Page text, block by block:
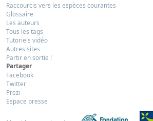
Raccourcis vers les espèces courantes
Glossaire
Les auteurs
Tous les tags
Tutoriels vidéo
Autres sites
Partir en sortie !
Partager
Facebook
Twitter
Prezi
Espace presse